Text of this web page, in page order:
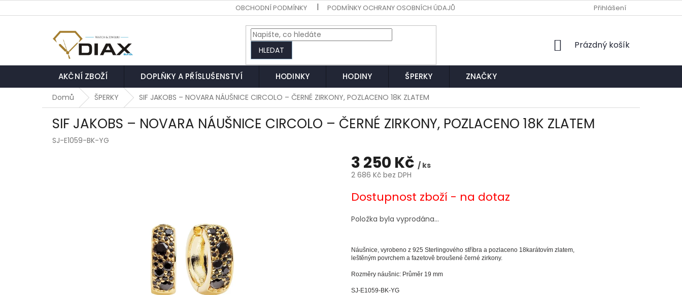
na
OBCHODNÍ PODMÍNKY PODMÍNKY OCHRANY OSOBNÍCH ÚDAJŮ EXPEDIČNÍ A KONTAKTNÍ MÍSTO
Přihlášení
HLEDAT
NÁKUPNÍ
Prázdný košík
AKČNÍ ZBOŽÍ DOPLŇKY A PŘÍSLUŠENSTVÍ HODINKY HODINY ŠPERKY ZNAČKY
Domů ŠPERKY SIF JAKOBS – NOVARA NÁUŠNICE CIRCOLO – ČERNÉ ZIRKONY, POZLACENO 18K ZLATEM
SIF JAKOBS – NOVARA NÁUŠNICE CIRCOLO – ČERNÉ ZIRKONY, POZLACENO 18K ZLATEM
SJ-E1059-BK-YG
3 250 Kč / ks
2 686 Kč bez DPH
cena:
Dostupnost zboží - na dotaz
Položka byla vyprodána…
Náušnice, vyrobeno z 925 Sterlingového stříbra a pozlaceno 18karátovím zlatem,
leštěným povrchem a fazetově broušené černé zirkony.
Rozměry náušnic: Průměr 19 mm
SJ-E1059-BK-YG